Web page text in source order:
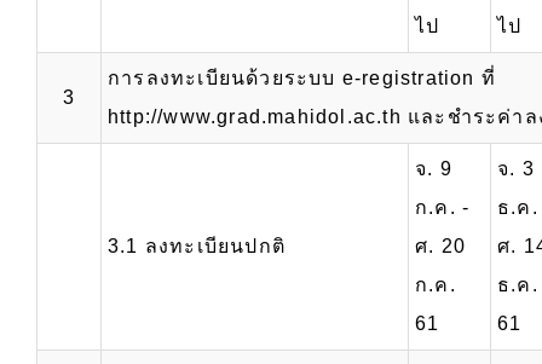
ไป
ไป
3
การลงทะเบียนด้วยระบบ e-registration ที่
http://www.grad.mahidol.ac.th และชำระค่า
3.1 ลงทะเบียนปกติ
จ. 9
ก.ค. -
ศ. 20
ก.ค.
61
จ. 3
ธ.ค.
ศ.
ธ.ค.
61